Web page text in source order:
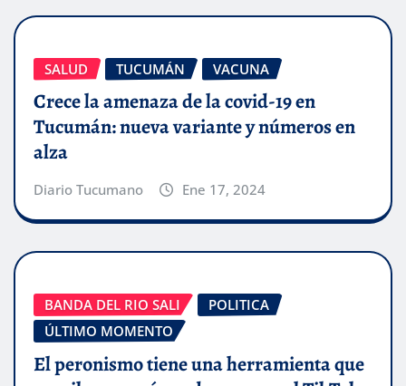
SALUD TUCUMÁN VACUNA
Crece la amenaza de la covid-19 en
Tucumán: nueva variante y números en
alza
Diario Tucumano Ene 17, 2024
BANDA DEL RIO SALI
POLITICA
ÚLTIMO MOMENTO
El peronismo tiene una herramienta que